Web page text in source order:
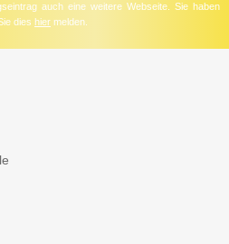
auch eine weitere Webseite. Sie haben
dies hier melden.